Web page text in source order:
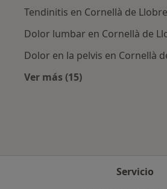
Tendinitis en Cornellà de
Dolor lumbar en Cornellà de
Dolor en la pelvis en Cornellà
Ver más (15)
Servicio